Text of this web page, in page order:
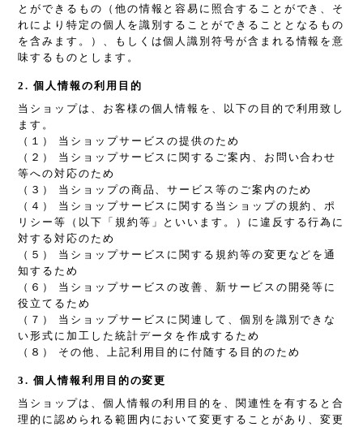
とができるもの（他の情報と容易に照合することができ、そ
れにより特定の個人を識別することができることとなるもの
を含みます。）、もしくは個人識別符号が含まれる情報を意
味するものとします。
2. 個人情報の利用目的
当ショップは、お客様の個人情報を、以下の目的で利用致し
ます。
（１） 当ショップサービスの提供のため
（２） 当ショップサービスに関するご案内、お問い合わせ
等への対応のため
（３） 当ショップの商品、サービス等のご案内のため
（４） 当ショップサービスに関する当ショップの規約、ポ
リシー等（以下「規約等」といいます。）に違反する行為に
対する対応のため
（５） 当ショップサービスに関する規約等の変更などを通
知するため
（６） 当ショップサービスの改善、新サービスの開発等に
役立てるため
（７） 当ショップサービスに関連して、個別を識別できな
い形式に加工した統計データを作成するため
（８） その他、上記利用目的に付随する目的のため
3. 個人情報利用目的の変更
当ショップは、個人情報の利用目的を、関連性を有すると合
理的に認められる範囲内において変更することがあり、変更